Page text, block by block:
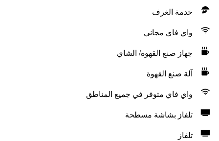
خدمة الغرف
واي فاي مجاني
جهاز صنع القهوة/ الشاي
آلة صنع القهوة
واي فاي متوفر في جميع المناطق
تلفاز بشاشة مسطحة
تلفاز